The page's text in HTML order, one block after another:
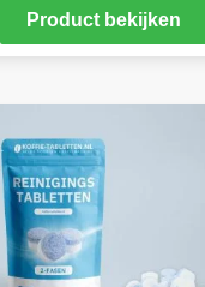
Product bekijken